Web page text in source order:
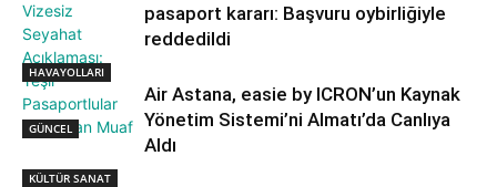
GÜNCEL
pasaport kararı: Başvuru oybirliğiyle
reddedildi
HAVAYOLLARI
Air Astana, easie by ICRON’un Kaynak
Yönetim Sistemi’ni Almatı’da Canlıya
Aldı
KÜLTÜR SANAT